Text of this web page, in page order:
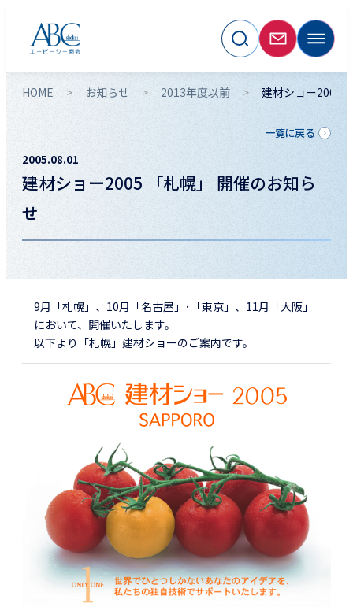
HOME お知らせ 2013年度以前 建材ショー2005
2005.08.01
建材ショー2005 「札幌」 開催のお知ら
せ
一覧に戻る
9月「札幌」、10月「名古屋」･「東京」、11月「大阪」
において、開催いたします。
以下より「札幌」建材ショーのご案内です。